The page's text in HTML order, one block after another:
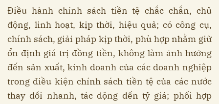
Điều hành chính sách tiền tệ chắc chắn, chủ
động, linh hoạt, kịp thời, hiệu quả; có công cụ,
chính sách, giải pháp kịp thời, phù hợp nhằm giữ
ổn định giá trị đồng tiền, không làm ảnh hưởng
đến sản xuất, kinh doanh của các doanh nghiệp
trong điều kiện chính sách tiền tệ của các nước
thay đổi nhanh, tác động đến tỷ giá; phối hợp